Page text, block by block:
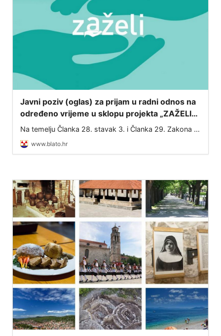
Javni poziv (oglas) za prijam u radni odnos na
određeno vrijeme u sklopu projekta „ZAŽELI–
nisi sam“
Na temelju Članka 28. stavak 3. i Članka 29. Zakona o
službenicima i namještenicima u lokalnoj i područnoj
(regionalnoj) samoupravi (NN 86/08, 61/11, 04/18,
www.blato.hr